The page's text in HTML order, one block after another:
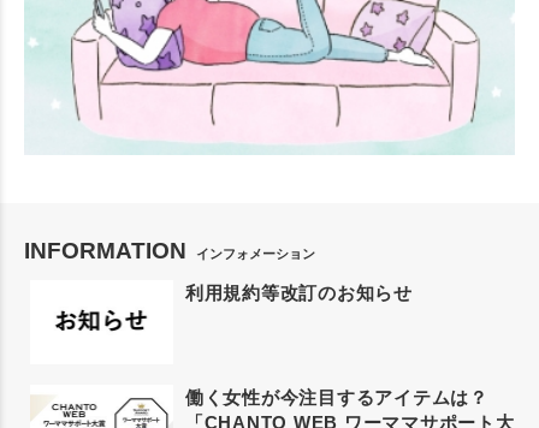
INFORMATION インフォメーション
利用規約等改訂のお知らせ
働く女性が今注目するアイテムは？
「CHANTO WEB ワーママサポート大